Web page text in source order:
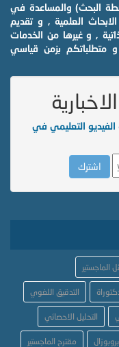
البحث) والمساعدة في
العلمية , و تقديم
, و غيرها من الخدمات
و متطلباتكم بزمن قياسي
التعليمي في
الماجستير
التدقيق اللغوي
التحليل الاحصائي
بروبوزال مقترح الماجستير